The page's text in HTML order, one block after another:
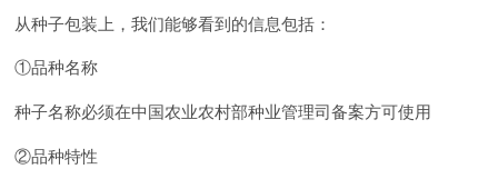
从种子包装上，我们能够看到的信息包括：
①品种名称
种子名称必须在中国农业农村部种业管理司备案方可使用
②品种特性